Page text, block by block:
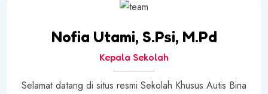
Nofia Utami, S.Psi, M.Pd
Kepala Sekolah
Selamat datang di situs resmi Sekolah Khusus Autis Bina